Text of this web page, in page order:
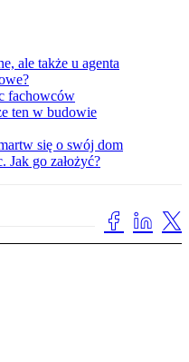
ale także u agenta
fachowców
ten w budowie
się o swój dom
Jak go założyć?